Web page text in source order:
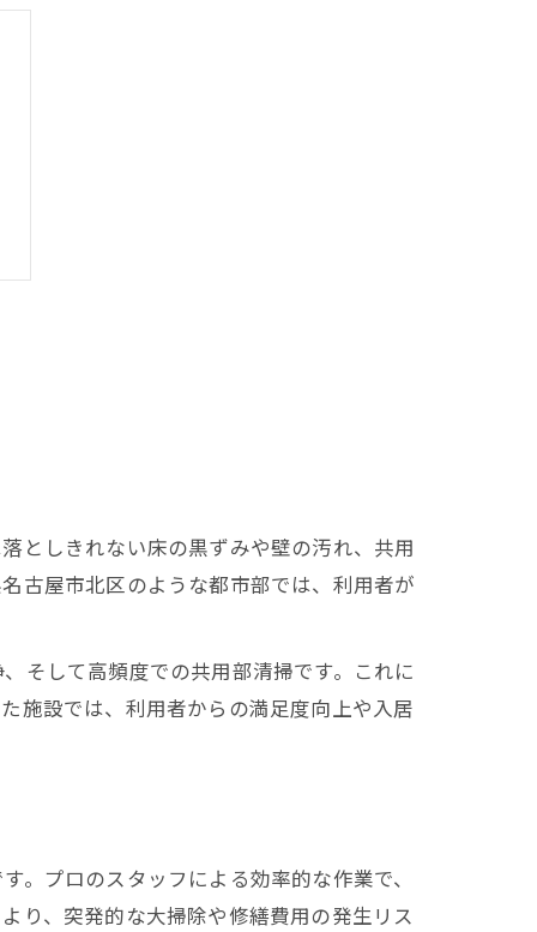
としきれない床の黒ずみや壁の汚れ、共用
古屋市北区のような都市部では、利用者が
そして高頻度での共用部清掃です。これに
施設では、利用者からの満足度向上や入居
プロのスタッフによる効率的な作業で、
り、突発的な大掃除や修繕費用の発生リス